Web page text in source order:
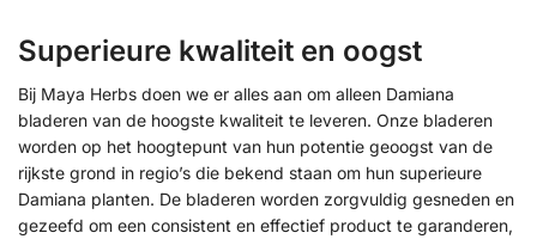
Superieure kwaliteit en oogst
Bij Maya Herbs doen we er alles aan om alleen Damiana
bladeren van de hoogste kwaliteit te leveren. Onze bladeren
worden op het hoogtepunt van hun potentie geoogst van de
rijkste grond in regio’s die bekend staan om hun superieure
Damiana planten. De bladeren worden zorgvuldig gesneden en
gezeefd om een consistent en effectief product te garanderen,